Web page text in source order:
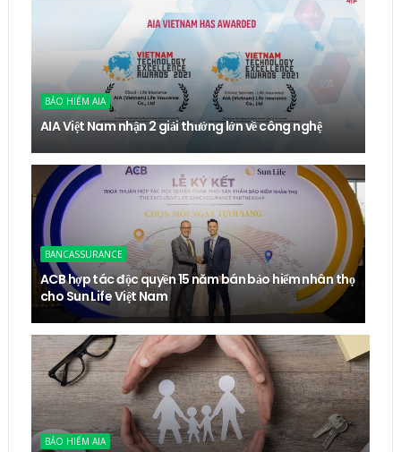
BẢO HIỂM AIA
AIA Việt Nam nhận 2 giải thưởng lớn về công nghệ
BANCASSURANCE
ACB hợp tác độc quyền 15 năm bán bảo hiểm nhân thọ
cho Sun Life Việt Nam
BẢO HIỂM AIA